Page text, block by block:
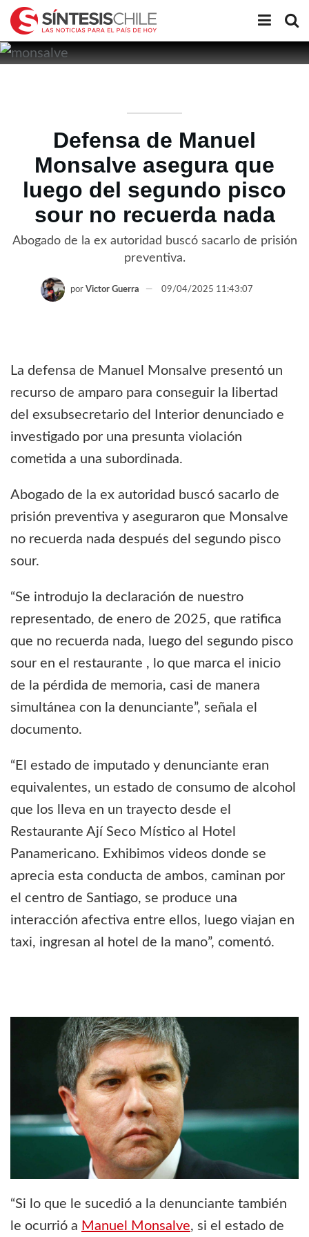
Defensa de Manuel
Monsalve asegura que
luego del segundo pisco
sour no recuerda nada
Abogado de la ex autoridad buscó sacarlo de prisión
preventiva.
por Victor Guerra 09/04/2025 11:43:07
La defensa de Manuel Monsalve presentó un
recurso de amparo para conseguir la libertad
del exsubsecretario del Interior denunciado e
investigado por una presunta violación
cometida a una subordinada.
Abogado de la ex autoridad buscó sacarlo de
prisión preventiva y aseguraron que Monsalve
no recuerda nada después del segundo pisco
sour.
“Se introdujo la declaración de nuestro
representado, de enero de 2025, que ratifica
que no recuerda nada, luego del segundo pisco
sour en el restaurante , lo que marca el inicio
de la pérdida de memoria, casi de manera
simultánea con la denunciante”, señala el
documento.
“El estado de imputado y denunciante eran
equivalentes, un estado de consumo de alcohol
que los lleva en un trayecto desde el
Restaurante Ají Seco Místico al Hotel
Panamericano. Exhibimos videos donde se
aprecia esta conducta de ambos, caminan por
el centro de Santiago, se produce una
interacción afectiva entre ellos, luego viajan en
taxi, ingresan al hotel de la mano”, comentó.
“Si lo que le sucedió a la denunciante también
le ocurrió a Manuel Monsalve, si el estado de